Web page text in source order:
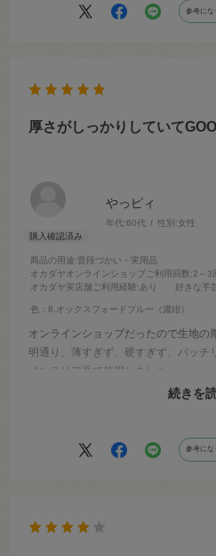
参考にな
やっピィ
年代:60代 性別:女性
商品の用途:普段づかい・実用品
オカダヤオンラインショップご利用回数:2～3
オカダヤ実店舗ご利用経験:あり 好きな手
色：8.オックスフォードブルー（濃紺）
厚さがしっかりしていて
オンラインショップだったので生地の
明通り、薄すぎず、硬すぎず、バッチ
インテリア系で使用しました。
濃紺っていう表現もしっくりいって、
続きを
参考にな